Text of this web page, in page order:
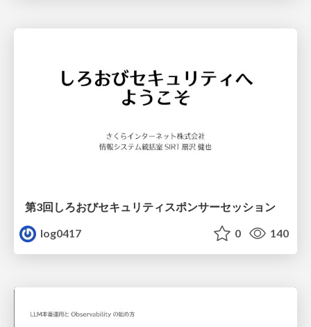
第3回しろおびセキュリティスポンサーセッション
log0417
0 140